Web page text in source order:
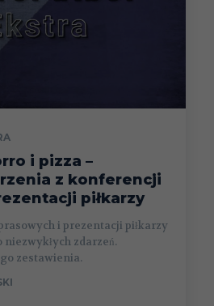
i pizza –
z konferencji
piłkarzy
i prezentacji piłkarzy
niezwykłych zdarzeń.
zestawienia.